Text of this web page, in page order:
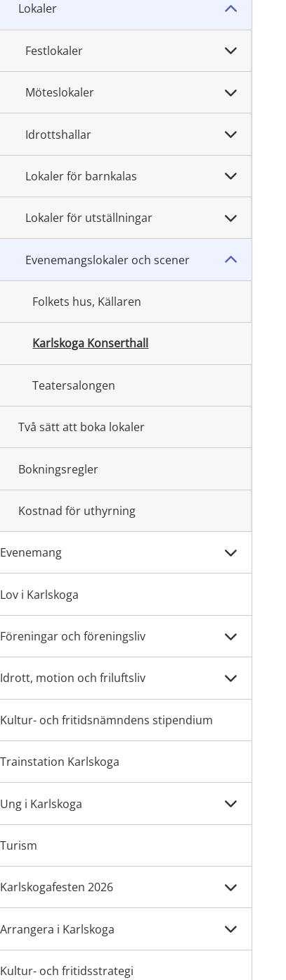
Lokaler
Festlokaler
Möteslokaler
Idrottshallar
Lokaler för barnkalas
Lokaler för utställningar
Evenemangslokaler och scener
Folkets hus, Källaren
Karlskoga Konserthall
Teatersalongen
Två sätt att boka lokaler
Bokningsregler
Kostnad för uthyrning
Evenemang
Lov i Karlskoga
Föreningar och föreningsliv
Idrott, motion och friluftsliv
Kultur- och fritidsnämndens stipendium
Trainstation Karlskoga
Ung i Karlskoga
Turism
Karlskogafesten 2026
Arrangera i Karlskoga
Kultur- och fritidsstrategi